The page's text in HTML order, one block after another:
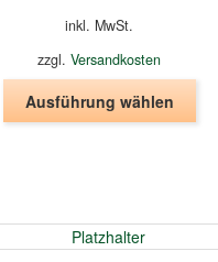
inkl. MwSt.
zzgl.Versandkosten
Ausführung wählen